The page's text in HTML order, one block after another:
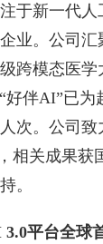
于新一代人
业。公司汇
跨模态医学
好伴AI”已为
次。公司致
相关成果获
。
平台全球